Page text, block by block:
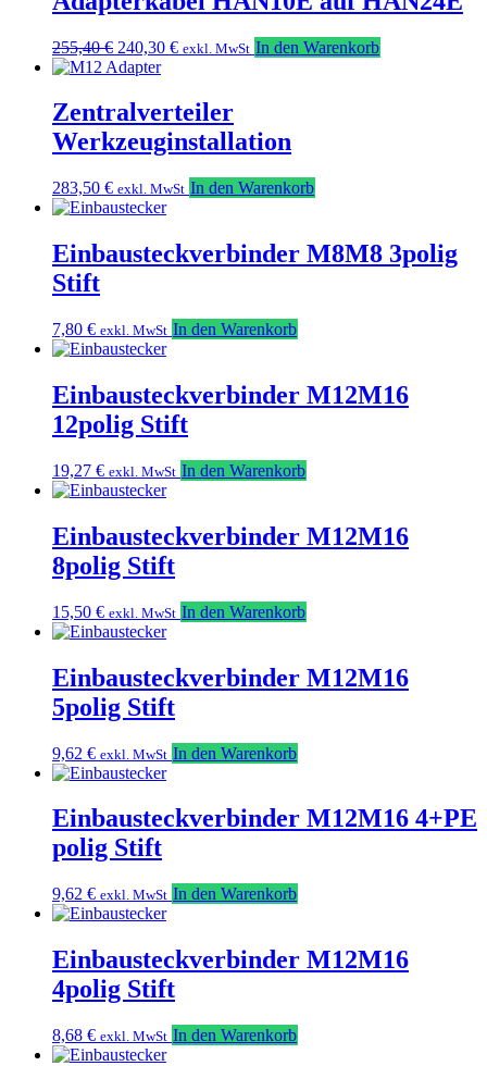
255,40€ Ursprünglicher
Preis
255,40 €
240,30 €Aktueller
240,30 €.
exkl. MwSt In den Warenkorb
Zentralverteiler
Werkzeuginstallation
283,50 € exkl. MwSt In den Warenkorb
Einbausteckverbinder M8M8 3polig
Stift
7,80 € exkl. MwSt In den Warenkorb
Einbausteckverbinder M12M16
12polig Stift
19,27 € exkl. MwSt In den Warenkorb
Einbausteckverbinder M12M16
8polig Stift
15,50 € exkl. MwSt In den Warenkorb
Einbausteckverbinder M12M16
5polig Stift
9,62 € exkl. MwSt In den Warenkorb
Einbausteckverbinder M12M16 4+PE
polig Stift
9,62 € exkl. MwSt In den Warenkorb
Einbausteckverbinder M12M16
4polig Stift
8,68 € exkl. MwSt In den Warenkorb